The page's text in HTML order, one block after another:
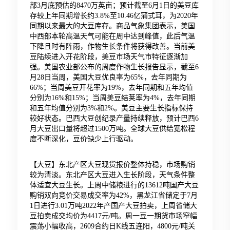
部3月底预估的8470万英亩；预计截至6月1日的美豆库
存较上年同期增长约3.8%至10.46亿蒲式耳，为2020年
同期以来最大的大豆库存。商品气象集团表示，美国
中西部本轮高温天气可能在周中达到峰值，此后气温
下降且时有阵雨，作物生长条件将获得改善。当前美
豆陆续进入开花阶段，美豆市场天气市特征逐渐加
强。美国农业部公布的周度作物生长报告显示，截至6
月28日当周，美国大豆优良率为65%，去年同期为
66%；当周美豆开花率为19%，去年同期和五年均值
分别为16%和15%；当周美豆结荚率为4%，去年同期
和五年均值分别为3%和2%。美豆主要生长指标保持
较好状态。巴西大豆创纪录产量持续释放，预计巴西6
月大豆出口量将超过1500万吨。全球大豆供给宽松程
度不断深化，豆价缺少上行驱动。
【大豆】东北产区大豆现货报价整体持稳，市场购销
较为清淡。东北产区大豆进入生长阶段，天气条件整
体适宜大豆生长。上周中储粮进行的13612吨国产大豆
购销双向竞价交易成交率为42%，黑龙江省储定于7月
1日进行3.01万吨2022年产国产大豆拍卖，上周省储大
豆拍卖成交均价为4417元/吨。周一豆一期货市场窄幅
震荡小幅收高，2609合约日K线五连阳，4800元/吨关